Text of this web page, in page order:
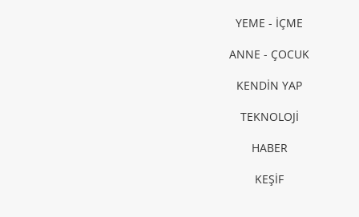
YEME - İÇME
ANNE - ÇOCUK
KENDİN YAP
TEKNOLOJİ
HABER
KEŞİF